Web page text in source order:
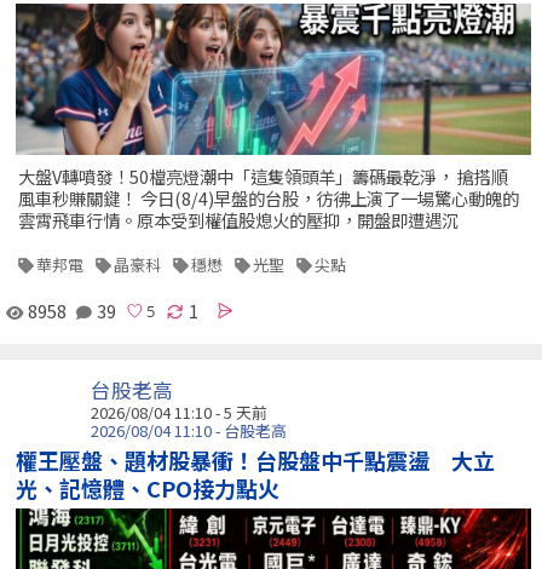
大盤V轉噴發！50檔亮燈潮中「這隻領頭羊」籌碼最乾淨， 搶搭順
風車秒賺關鍵！ 今日(8/4)早盤的台股，彷彿上演了一場驚心動魄的
雲霄飛車行情。原本受到權值股熄火的壓抑，開盤即遭遇沉
華邦電 晶豪科 穩懋 光聖 尖點
8958 39 1
台股老高
2026/08/04 11:10 - 5 天前
2026/08/04 11:10 - 台股老高
權王壓盤、題材股暴衝！台股盤中千點震盪 大立
光、記憶體、CPO接力點火